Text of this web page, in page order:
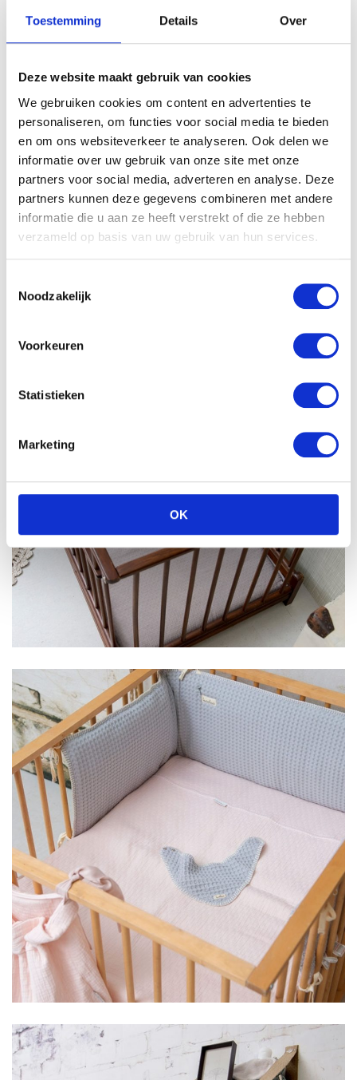
Toestemming Details Over
Deze website maakt gebruik van cookies
We gebruiken cookies om content en advertenties te
personaliseren, om functies voor social media te bieden
en om ons websiteverkeer te analyseren. Ook delen we
informatie over uw gebruik van onze site met onze
partners voor social media, adverteren en analyse. Deze
partners kunnen deze gegevens combineren met andere
informatie die u aan ze heeft verstrekt of die ze hebben
verzameld op basis van uw gebruik van hun services.
Noodzakelijk
Voorkeuren
Statistieken
Marketing
OK